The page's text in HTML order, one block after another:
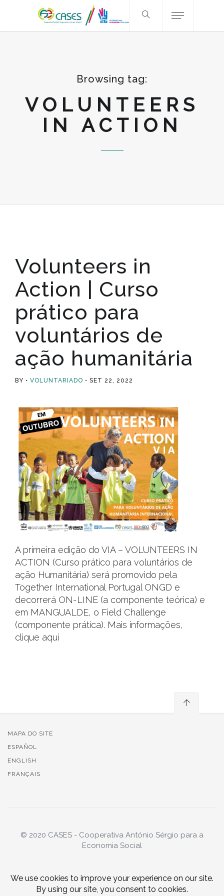
Browsing tag:
VOLUNTEERS
IN ACTION
Volunteers in
Action | Curso
prático para
voluntários de
ação humanitária
BY VOLUNTARIADO SET 22, 2022
A primeira edição do VIA – VOLUNTEERS IN
ACTION (Curso prático para voluntários de
ação Humanitária) será promovido pela
Together International Portugal ONGD e
decorrerá ON-LINE (a componente teórica) e
em MANGUALDE, o Field Challenge
(componente prática). Mais informações,
clique aqui
MAPA DO SITE
ESPAÑOL
ENGLISH
FRANÇAIS
© 2020 CASES - Cooperativa António Sérgio para a
Economia Social